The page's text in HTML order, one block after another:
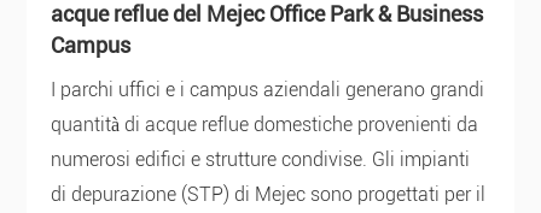
acque reflue del Mejec Office Park & ​​Business
Campus
I parchi uffici e i campus aziendali generano grandi
quantità di acque reflue domestiche provenienti da
numerosi edifici e strutture condivise. Gli impianti
di depurazione (STP) di Mejec sono progettati per il